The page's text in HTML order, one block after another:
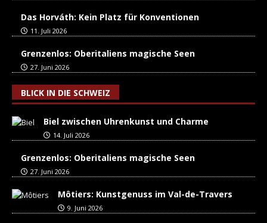
Das Horváth: Kein Platz für Konventionen
11. Juli 2026
Grenzenlos: Oberitaliens magische Seen
27. Juni 2026
BLICK IN DIE SCHWEIZ
Biel zwischen Uhrenkunst und Charme
14. Juli 2026
Grenzenlos: Oberitaliens magische Seen
27. Juni 2026
Môtiers: Kunstgenuss im Val-de-Travers
9. Juni 2026